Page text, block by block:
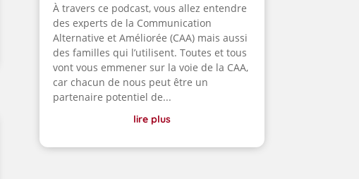
À travers ce podcast, vous allez entendre
des experts de la Communication
Alternative et Améliorée (CAA) mais aussi
des familles qui l’utilisent. Toutes et tous
vont vous emmener sur la voie de la CAA,
car chacun de nous peut être un
partenaire potentiel de...
lire plus